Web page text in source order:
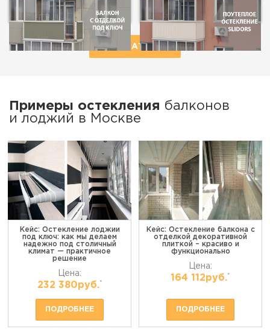
от 90 000 р
от 6800 р/м2
ПОКАЗАТЬ ВСЕ
Примеры остекления балконов
и лоджий в Москве
Кейс: Остекление лоджии
под ключ: как мы делаем
надежно под столичный
климат — практичное
решение
Цена:
232 380руб.*
ПОДРОБНЕЕ
Кейс: Остекление балкона с
отделкой декоративной
плиткой – красиво и
функционально
Цена:
164 112руб.*
ПОДРОБНЕЕ